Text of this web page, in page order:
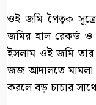
ওই জমি পৈতৃক সূত্রে
জমির হাল রেকর্ড ও
ইসলাম ওই জমি
জজ আদালতে মামলা
করলে বড় চাচার